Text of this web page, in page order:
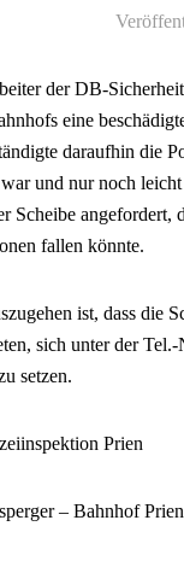
der DB-
eine
daraufhin die
und nur noch
Scheibe angefordert,
fallen könnte.
ist, dass die
sich unter der
setzen.
Prien
– Bahnhof